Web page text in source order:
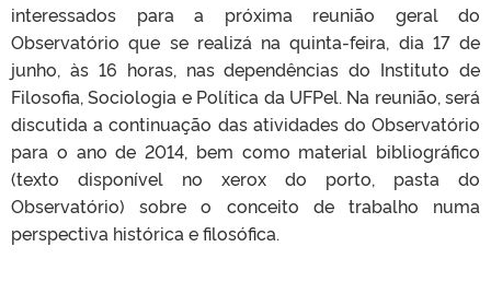
interessados para a próxima reunião geral do
Observatório que se realizá na quinta-feira, dia 17 de
junho, às 16 horas, nas dependências do Instituto de
Filosofia, Sociologia e Política da UFPel. Na reunião, será
discutida a continuação das atividades do Observatório
para o ano de 2014, bem como material bibliográfico
(texto disponível no xerox do porto, pasta do
Observatório) sobre o conceito de trabalho numa
perspectiva histórica e filosófica.